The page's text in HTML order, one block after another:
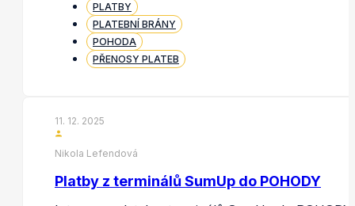
PLATBY
PLATEBNÍ BRÁNY
POHODA
PŘENOSY PLATEB
11. 12. 2025
Nikola Lefendová
Platby z terminálů SumUp do POHODY